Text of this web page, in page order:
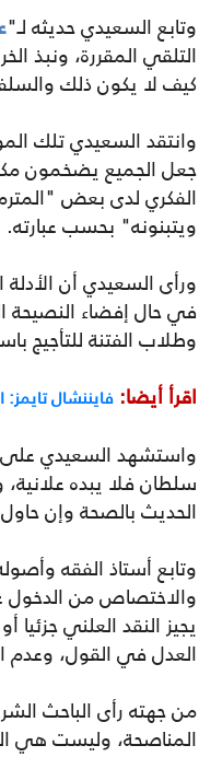
وتابع السعيدي حديثه لـ"
التلقي المقررة، ونبذ
كيف لا يكون ذلك
وانتقد السعيدي تلك
جعل الجميع يضخمون
الفكري لدى بعض
ويتبنونه" بحسب عبارته.
ورأى السعيدي أن الأدلة
في حال إفضاء النصيحة
وطلاب الفتنة للتأجيج
اقرأ أيضا: فايننشال
واستشهد السعيدي على
سلطان فلا يبده
الحديث بالصحة وإن
وتابع أستاذ الفقه
والاختصاص من الدخول
يجيز النقد العلني
العدل في القول، وعدم
من جهته رأى الباحث
المناصحة، وليست هي